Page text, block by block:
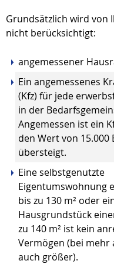
Grundsätzlich wird von
nicht berücksichtigt:
angemessener
Ein angemessenes
(Kfz) für jede
in der
Angemessen ist ein
den Wert von 15.000
übersteigt.
Eine selbstgenutzte
Eigentumswohnung
bis zu 130 m² oder
Hausgrundstück
zu 140 m² ist kein
Vermögen (bei mehr
auch größer).